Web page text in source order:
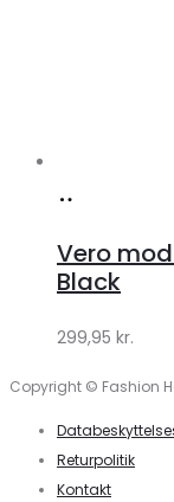
Vero
Black
299,95 kr.
Copyright © Fashion
Returpolitik
Kontakt